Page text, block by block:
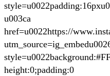
u003ca
href=u0022https://
height:0;padding:0